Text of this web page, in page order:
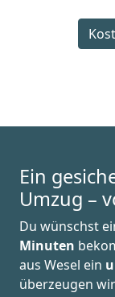
Ein
Umzug –
Du wünschst
Minuten
aus Wesel ein
überzeugen